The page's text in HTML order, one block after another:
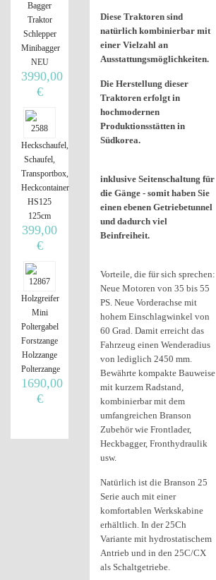
Diese Traktoren sind
natürlich kombinierbar mit
einer Vielzahl an
Ausstattungsmöglichkeiten.
Die Herstellung dieser
Traktoren erfolgt in
hochmodernen
Produktionsstätten in
Südkorea.
inklusive Seitenschaltung für
die Gänge - somit haben Sie
einen ebenen Getriebetunnel
und dadurch viel
Beinfreiheit.
Vorteile, die für sich sprechen:
Neue Motoren von 35 bis 55
PS. Neue Vorderachse mit
hohem Einschlagwinkel von
60 Grad. Damit erreicht das
Fahrzeug einen Wenderadius
von lediglich 2450 mm.
Bewährte kompakte Bauweise
mit kurzem Radstand,
kombinierbar mit dem
umfangreichen Branson
Zubehör wie Frontlader,
Heckbagger, Fronthydraulik
usw.
Natürlich ist die Branson 25
Serie auch mit einer
komfortablen Werkskabine
erhältlich. In der 25Ch
Variante mit hydrostatischem
Antrieb und in den 25C/CX
als Schaltgetriebe.
Bagger
Traktor
Schlepper
Minibagger
NEU
3990,00
€
Heckschaufel,
Schaufel,
Transportbox,
Heckcontainer
HS125
125cm
399,00
€
Holzgreifer
Mini
Poltergabel
Forstzange
Holzzange
Polterzange
1690,00
€